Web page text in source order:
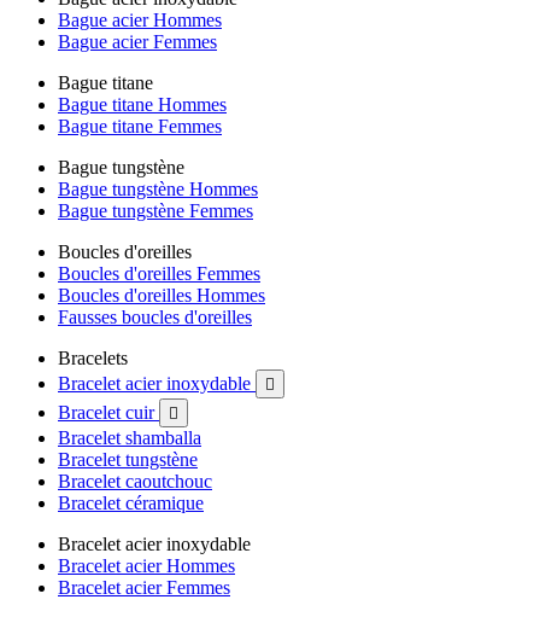
Bague acier Hommes
Bague acier Femmes
Bague titane
Bague titane Hommes
Bague titane Femmes
Bague tungstène
Bague tungstène Hommes
Bague tungstène Femmes
Boucles d'oreilles
Boucles d'oreilles Femmes
Boucles d'oreilles Hommes
Fausses boucles d'oreilles
Bracelets
Bracelet acier inoxydable

Bracelet cuir 
Bracelet shamballa
Bracelet tungstène
Bracelet caoutchouc
Bracelet céramique
Bracelet acier inoxydable
Bracelet acier Hommes
Bracelet acier Femmes